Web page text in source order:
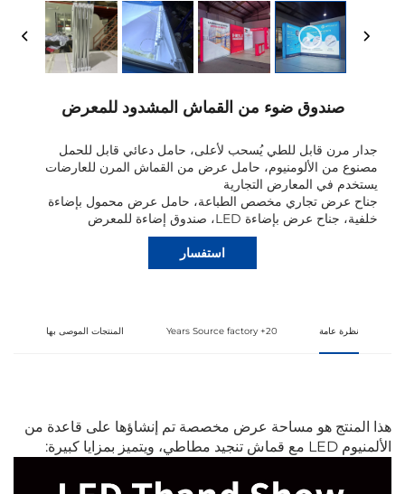
صندوق ضوء من القماش المشدود للمعرض
جدار مرن قابل للطي يُسحب لأعلى، حامل دعائي قابل للحمل
مصنوع من الألومنيوم، حامل عرض من القماش المرن للعارضات
يستخدم في المعارض التجارية
جناح عرض تجاري مخصص الطباعة، حامل عرض محمول بإضاءة
خلفية، جناح عرض بإضاءة LED، صندوق إضاءة للمعرض
استفسار
نظرة عامة 20+ Years Source factory المنتجات الموصى بها
هذا المنتج هو مساحة عرض مخصصة تم إنشاؤها على قاعدة من
الألمنيوم LED مع قماش تنجيد مطاطي، ويتميز بمزايا كبيرة: